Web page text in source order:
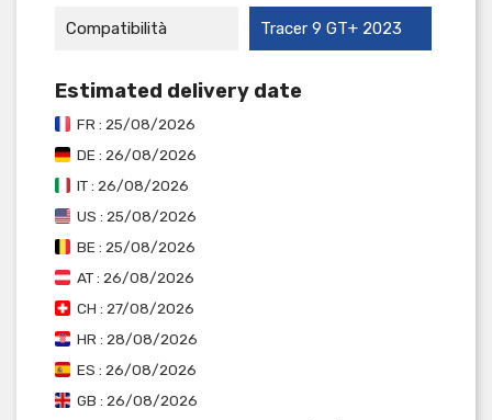
Compatibilità Tracer 9 GT+ 2023
Estimated delivery date
FR : 25/08/2026
DE : 26/08/2026
IT : 26/08/2026
US : 25/08/2026
BE : 25/08/2026
AT : 26/08/2026
CH : 27/08/2026
HR : 28/08/2026
ES : 26/08/2026
GB : 26/08/2026